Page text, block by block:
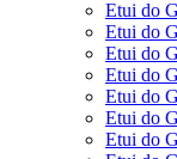
Etui do
Etui do
Etui do
Etui do
Etui do
Etui do
Etui do